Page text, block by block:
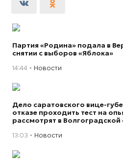
Партия «Родина» подала в
снятии с выборов «Яблока»
14:44 Новости
Дело саратовского вице-
отказе проходить тест на
рассмотрят в Волгоградской
13:03 Новости